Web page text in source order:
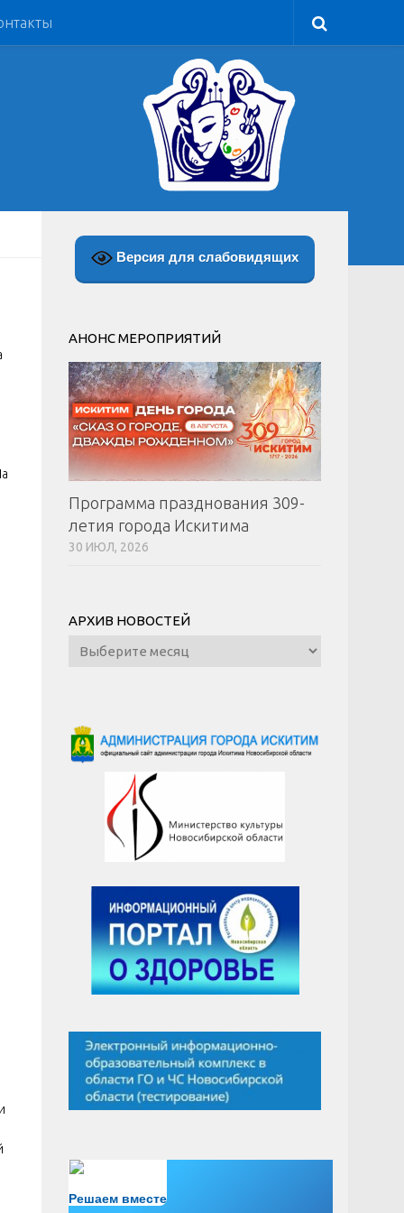
Версия для слабовидящих
АНОНС МЕРОПРИЯТИЙ
Программа празднования 309-
летия города Искитима
30 ИЮЛ, 2026
АРХИВ НОВОСТЕЙ
Архив
новостей
Решаем вместе